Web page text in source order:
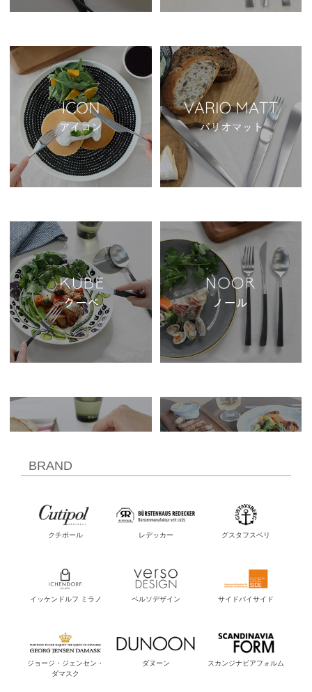
BRAND
クチポール レデッカー グスタフスベリ
イッケンドルフ ミラノ ベルソデザイン サイドバイサイド
ジョージ・ジェンセン・
ダマスク
ダヌーン スカンジナビアフォルム